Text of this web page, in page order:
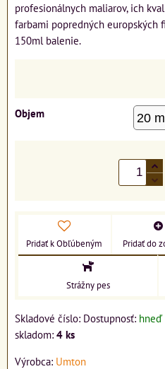
profesionálnych maliarov, ich
farbami popredných europských
150ml balenie.
Objem
Pridať k Obľúbeným Pridať do
Strážny pes
Skladové číslo: Dostupnosť: hneď
skladom: 4 ks
Výrobca: Umton